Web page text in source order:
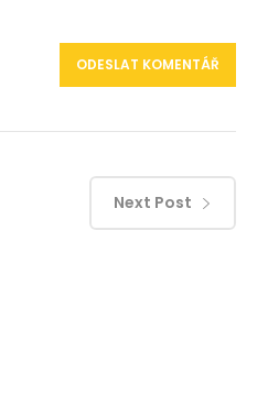
Next Post